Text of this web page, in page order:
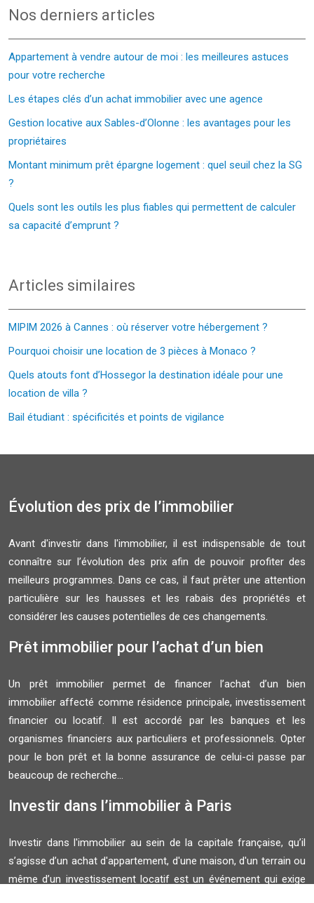
Nos derniers articles
Appartement à vendre autour de moi : les meilleures astuces
pour votre recherche
Les étapes clés d’un achat immobilier avec une agence
Gestion locative aux Sables-d’Olonne : les avantages pour les
propriétaires
Montant minimum prêt épargne logement : quel seuil chez la SG
?
Quels sont les outils les plus fiables qui permettent de calculer
sa capacité d’emprunt ?
Articles similaires
MIPIM 2026 à Cannes : où réserver votre hébergement ?
Pourquoi choisir une location de 3 pièces à Monaco ?
Quels atouts font d’Hossegor la destination idéale pour une
location de villa ?
Bail étudiant : spécificités et points de vigilance
Évolution des prix de l’immobilier
Avant d'investir dans l'immobilier, il est indispensable de tout
connaître sur l’évolution des prix afin de pouvoir profiter des
meilleurs programmes. Dans ce cas, il faut prêter une attention
particulière sur les hausses et les rabais des propriétés et
considérer les causes potentielles de ces changements.
Prêt immobilier pour l’achat d’un bien
Un prêt immobilier permet de financer l’achat d’un bien
immobilier affecté comme résidence principale, investissement
financier ou locatif. Il est accordé par les banques et les
organismes financiers aux particuliers et professionnels. Opter
pour le bon prêt et la bonne assurance de celui-ci passe par
beaucoup de recherche...
Investir dans l’immobilier à Paris
Investir dans l'immobilier au sein de la capitale française, qu’il
s’agisse d’un achat d'appartement, d'une maison, d'un terrain ou
même d’un investissement locatif est un événement qui exige